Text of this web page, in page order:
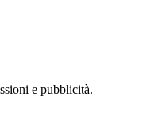
e pubblicità.